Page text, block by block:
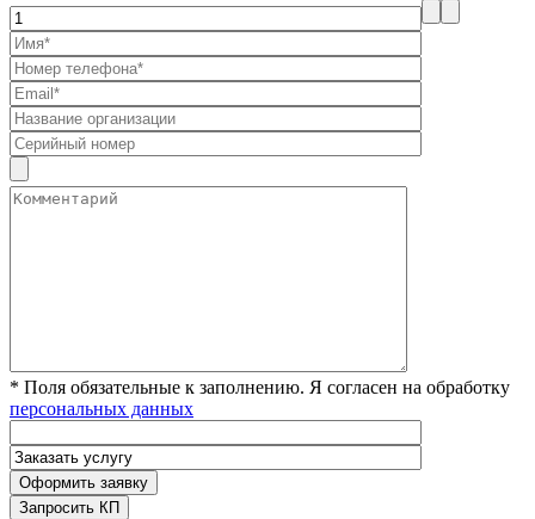
* Поля обязательные к заполнению. Я согласен на обработку
персональных данных